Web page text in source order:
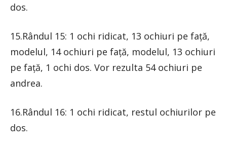
dos.
15.Rândul 15: 1 ochi ridicat, 13 ochiuri pe față,
modelul, 14 ochiuri pe față, modelul, 13 ochiuri
pe față, 1 ochi dos. Vor rezulta 54 ochiuri pe
andrea.
16.Rândul 16: 1 ochi ridicat, restul ochiurilor pe
dos.